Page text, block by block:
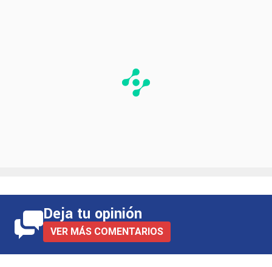
Deja tu opinión
VER MÁS COMENTARIOS